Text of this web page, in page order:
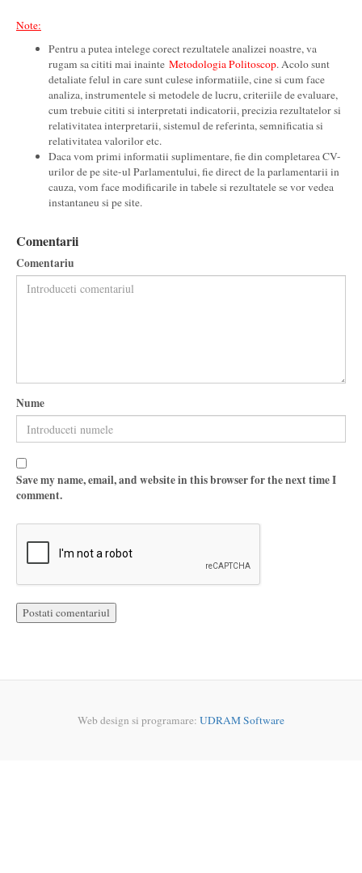
Note:
Pentru a putea intelege corect rezultatele analizei noastre, va
rugam sa cititi mai inainte Metodologia Politoscop. Acolo sunt
detaliate felul in care sunt culese informatiile, cine si cum face
analiza, instrumentele si metodele de lucru, criteriile de evaluare,
cum trebuie cititi si interpretati indicatorii, precizia rezultatelor si
relativitatea interpretarii, sistemul de referinta, semnificatia si
relativitatea valorilor etc.
Daca vom primi informatii suplimentare, fie din completarea CV-
urilor de pe site-ul Parlamentului, fie direct de la parlamentarii in
cauza, vom face modificarile in tabele si rezultatele se vor vedea
instantaneu si pe site.
Comentarii
Comentariu
Nume
Save my name, email, and website in this browser for the next time I
comment.
Web design si programare: UDRAM Software